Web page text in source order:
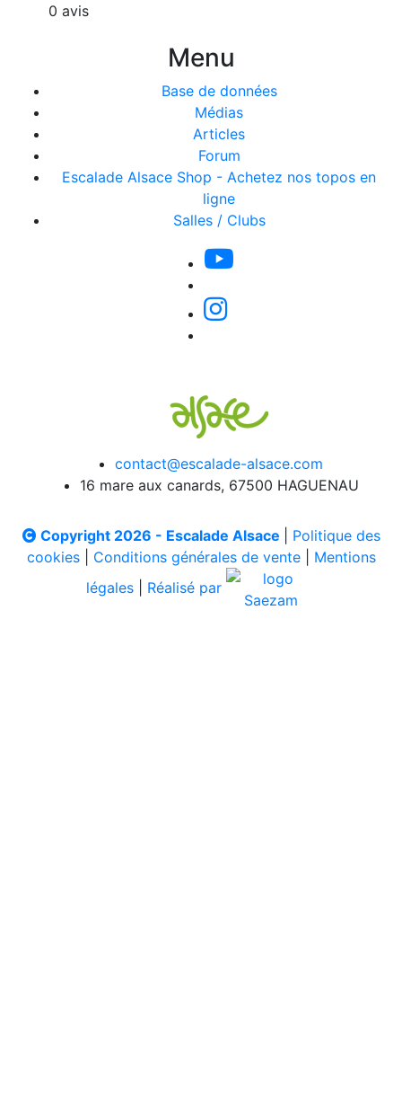
0 avis
Menu
Base de données
Médias
Articles
Forum
Escalade Alsace Shop - Achetez nos topos en
ligne
Salles / Clubs
contact@escalade-alsace.com
16 mare aux canards, 67500 HAGUENAU
Copyright 2026 - Escalade Alsace
Politique des
cookies| Conditions générales de vente| Mentions
légales
Réalisé par